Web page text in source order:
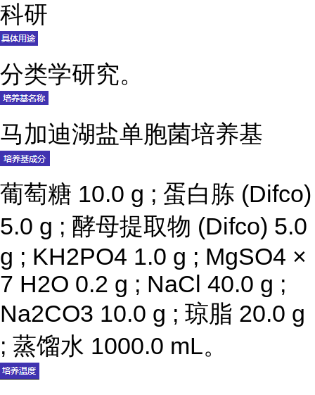
科研
分类学研究。
马加迪湖盐单胞菌培养基
葡萄糖 10.0 g ; 蛋白胨 (Difco)
5.0 g ; 酵母提取物 (Difco) 5.0
g ; KH2PO4 1.0 g ; MgSO4 ×
7 H2O 0.2 g ; NaCl 40.0 g ;
Na2CO3 10.0 g ; 琼脂 20.0 g
; 蒸馏水 1000.0 mL。